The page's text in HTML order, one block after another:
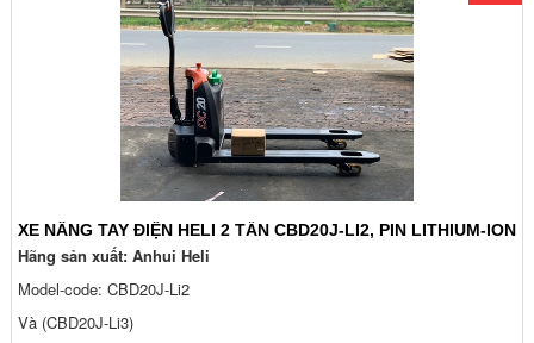
XE NÂNG TAY ĐIỆN HELI 2 TẤN CBD20J-LI2, PIN LITHIUM-ION
Hãng sản xuất: Anhui Heli
Model-code: CBD20J-Li2
Và (CBD20J-Li3)